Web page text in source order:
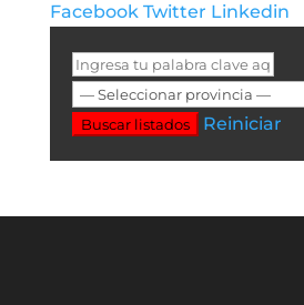
Facebook Twitter Linkedin
Buscar listados Reiniciar